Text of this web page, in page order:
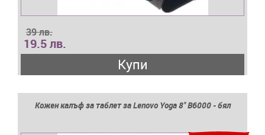
39 лв.
19.5 лв.
Купи
Кожен калъф за таблет за Lenovo Yoga 8'' B6000 - бял